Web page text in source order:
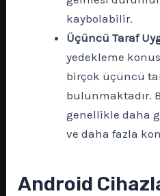
kaybolabilir.
Üçüncü Taraf
yedekleme
birçok üçüncü
bulunmaktadır.
genellikle daha
ve daha fazla
Android